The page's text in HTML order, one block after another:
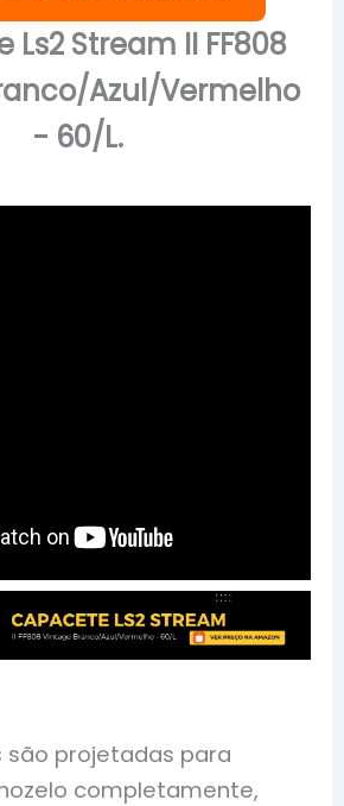
Stream II FF808
Azul/Vermelho
- 60/L.
são projetadas para
completamente,